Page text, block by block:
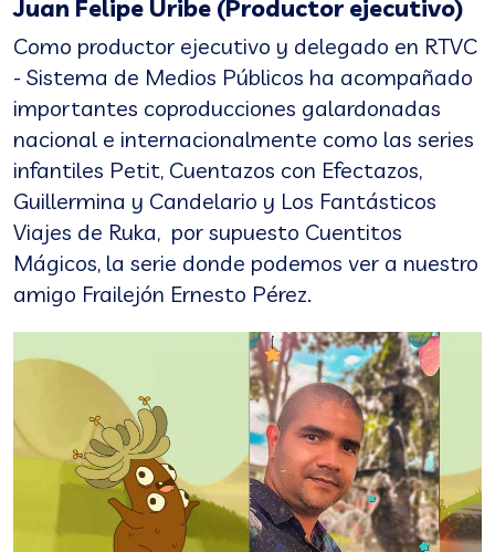
Juan Felipe Uribe (Productor ejecutivo)
Como productor ejecutivo y delegado en RTVC
- Sistema de Medios Públicos ha acompañado
importantes coproducciones galardonadas
nacional e internacionalmente como las series
infantiles Petit, Cuentazos con Efectazos,
Guillermina y Candelario y Los Fantásticos
Viajes de Ruka, por supuesto Cuentitos
Mágicos, la serie donde podemos ver a nuestro
amigo Frailejón Ernesto Pérez.